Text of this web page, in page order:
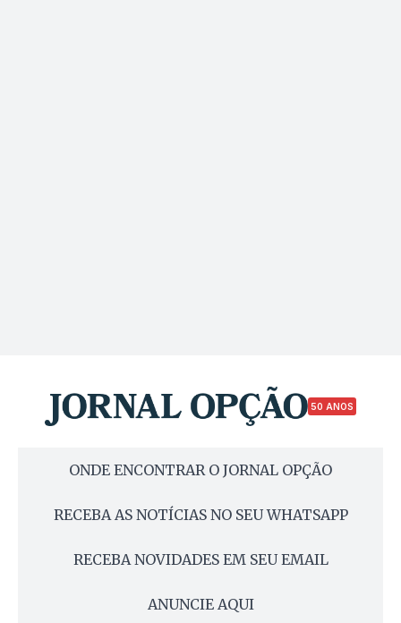
50 ANOS
ONDE ENCONTRAR O JORNAL OPÇÃO
RECEBA AS NOTÍCIAS NO SEU WHATSAPP
RECEBA NOVIDADES EM SEU EMAIL
ANUNCIE AQUI